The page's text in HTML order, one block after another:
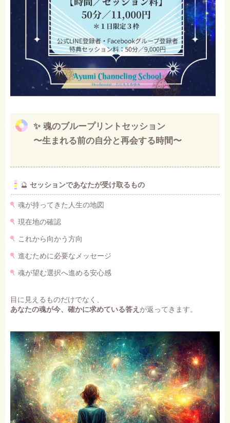
✨ 魂のブループリントセッション
〜生まれる前の自分と再会する時間〜
🔮 セッションであなたが受け取るもの
魂が持ってきた人生の地図
現在地の確認
これから向かう方向
進むために必要なメッセージ
魂が望む選択へ進める安心感
目に見えるものだけでなく、
あなたの魂が今、確かに求めている答え が返ってきます。